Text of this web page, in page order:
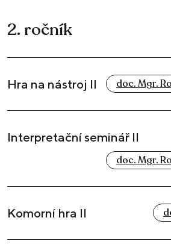
2. ročník
Hra na nástroj II doc. Mgr.
Interpretační seminář II
doc. Mgr.
Komorní hra II